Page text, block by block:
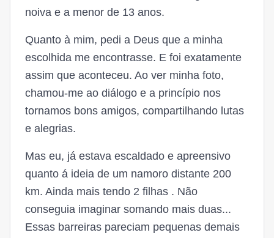
noiva e a menor de 13 anos.
Quanto à mim, pedi a Deus que a minha
escolhida me encontrasse. E foi exatamente
assim que aconteceu. Ao ver minha foto,
chamou-me ao diálogo e a princípio nos
tornamos bons amigos, compartilhando lutas
e alegrias.
Mas eu, já estava escaldado e apreensivo
quanto á ideia de um namoro distante 200
km. Ainda mais tendo 2 filhas . Não
conseguia imaginar somando mais duas...
Essas barreiras pareciam pequenas demais